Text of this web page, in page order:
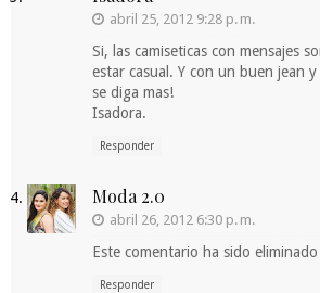
abril 25, 2012 9:28 p. m.
Si, las camiseticas con mensajes
estar casual. Y con un buen jean
se diga mas!
Isadora.
Responder
Moda 2.0
abril 26, 2012 6:30 p. m.
Este comentario ha sido
Responder